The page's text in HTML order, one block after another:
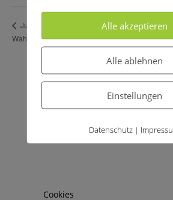
Juniorinnen 1 – TC BW
Wahlscheid 1
Herren 50
Kategorien
Kinder und Jugend
Cookies
Alle akzeptieren
Alle ablehnen
Einstellungen
Datenschutz |